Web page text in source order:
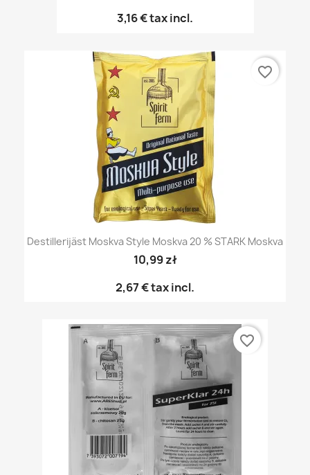
3,16 €tax incl.
Destillerijäst Moskva Style Moskva 20 % STARK Moskva
10,99 zł
2,67 €tax incl.
favorite_border
favorite_border